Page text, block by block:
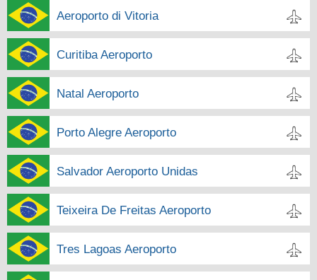
Aeroporto di Vitoria
Curitiba Aeroporto
Natal Aeroporto
Porto Alegre Aeroporto
Salvador Aeroporto Unidas
Teixeira De Freitas Aeroporto
Tres Lagoas Aeroporto